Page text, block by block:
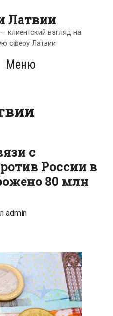
Латвии
клиентский взгляд на
сферу Латвии
Меню
с
России в
80 млн
admin